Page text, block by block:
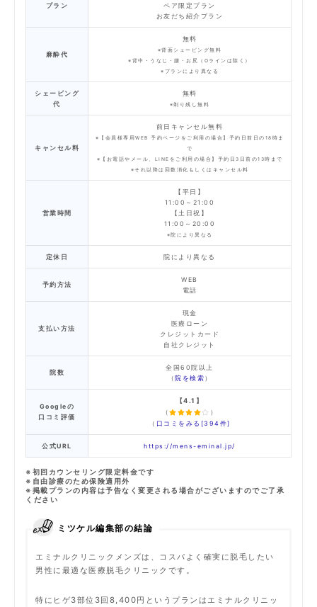
プラン
ペア限定プラン
お友だち紹介プラン
麻酔代
無料
※背面シェービング無料
※背中・うなじ・腰・お尻（Oラインは除く）
※プランにより異なる
シェービング
代
無料
※剃り残し無料
キャンセル料
前日キャンセル無料
※【会員様専用WEB 予約ページをご利用の場合】予約日前日の18時ま
で
※【お電話やメール、LINEをご利用の場合】予約日3日前の13時まで
※それ以降は回数消化もしくはキャンセル料
営業時間
【平日】
11:00～21:00
【土日祝】
11:00～20:00
※院により異なる
定休日 院により異なる
予約方法
WEB
電話
支払い方法
現金
医療ローン
クレジットカード
自社クレジット
院数
全国60院以上
（院を検索）
Googleの
口コミ評価
【4.1】
（
）
（ 口コミをみる[394件]
公式URL https://mens-eminal.jp/
※初回カウンセリング限定料金です
※自由診療のため保険適用外
※掲載プランの内容は予告なく変更される場合がございますのでご了承
ください
ミツケル編集部の結論
エミナルクリニックメンズは、コスパよく確実に脱毛したい
男性に最適な医療脱毛クリニックです。
特にヒゲ3部位3回8,400円というプランはエミナルクリニッ